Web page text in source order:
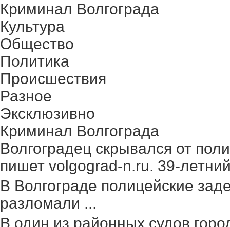
Криминал Волгограда
Культура
Общество
Политика
Происшествия
Разное
Эксклюзивно
Криминал Волгограда
Волгоградец скрывался от
пишет volgograd-n.ru. 39-
В Волгограде полицейские
разломали ...
В один из районных судов